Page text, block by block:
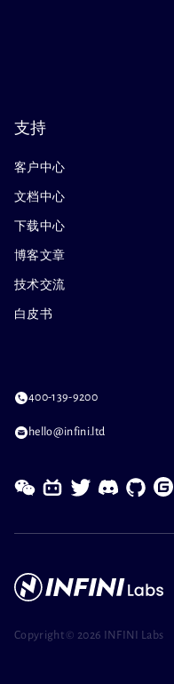
支持
客户中心
文档中心
下载中心
博客文章
技术交流
白皮书
400-139-9200
hello@infini.ltd
Copyright © 2026 INFINI Labs